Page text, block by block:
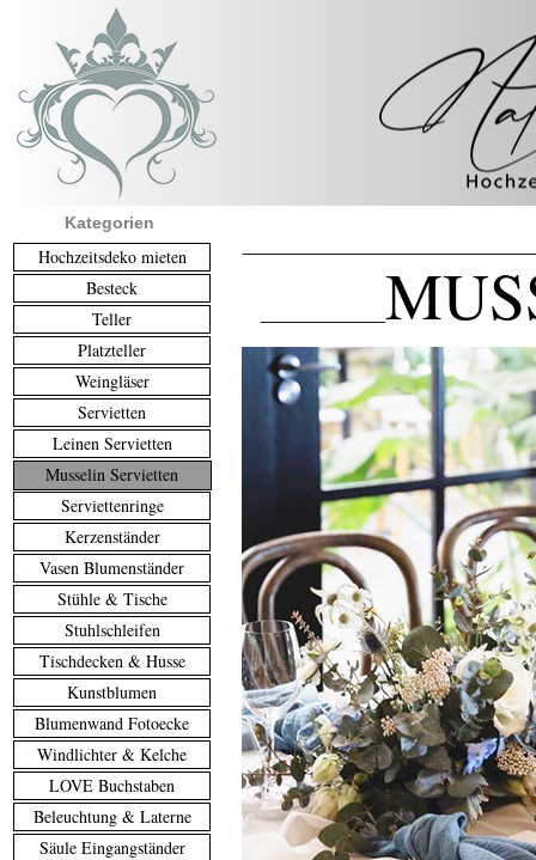
Kategorien
Hochzeitsdeko mieten
Besteck
Teller
Platzteller
Weingläser
Servietten
Leinen Servietten
Musselin Servietten
Serviettenringe
Kerzenständer
Vasen Blumenständer
Stühle & Tische
Stuhlschleifen
Tischdecken & Husse
Kunstblumen
Blumenwand Fotoecke
Windlichter & Kelche
LOVE Buchstaben
Beleuchtung & Laterne
Säule Eingangständer